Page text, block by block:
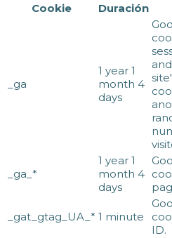
Cookie
Duración
_ga
1 year 1
month 4
days
_ga_*
1 year 1
month 4
days
_gat_gtag_UA_* 1 minute
ID.